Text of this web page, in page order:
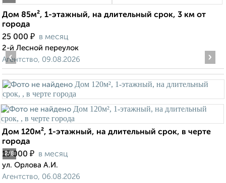
Дом 85м², 1-этажный, на длительный срок, 3 км от
города
25 000 ₽ в месяц
2-й Лесной переулок
Агентство, 09.08.2026
2/8
‹ ›
Дом 120м², 1-этажный, на длительный срок, в черте
города
15 000 ₽ в месяц
ул. Орлова А.И.
Агентство, 06.08.2026